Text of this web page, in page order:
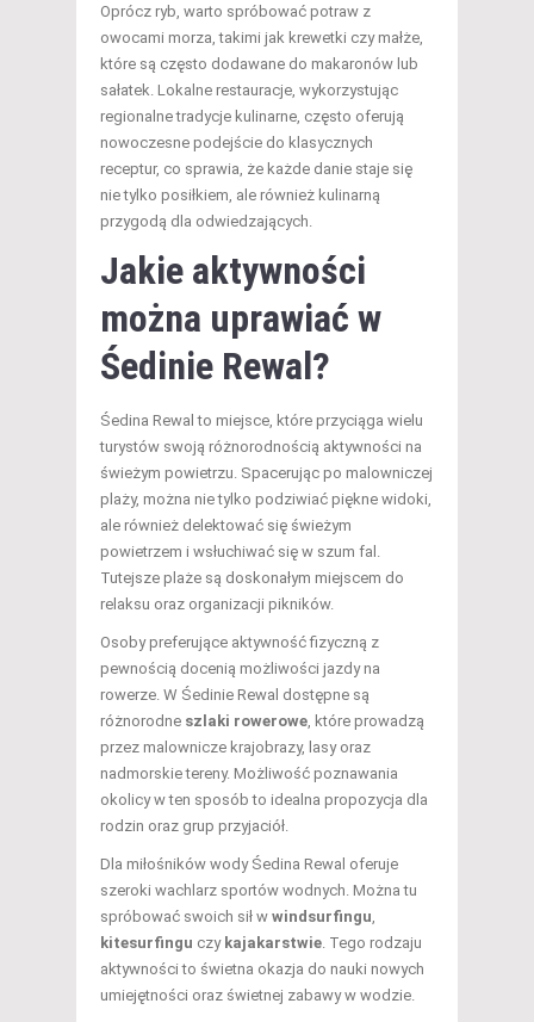
Oprócz ryb, warto spróbować potraw z
owocami morza, takimi jak krewetki czy małże,
które są często dodawane do makaronów lub
sałatek. Lokalne restauracje, wykorzystując
regionalne tradycje kulinarne, często oferują
nowoczesne podejście do klasycznych
receptur, co sprawia, że każde danie staje się
nie tylko posiłkiem, ale również kulinarną
przygodą dla odwiedzających.
Jakie aktywności
można uprawiać w
Śedinie Rewal?
Śedina Rewal to miejsce, które przyciąga wielu
turystów swoją różnorodnością aktywności na
świeżym powietrzu. Spacerując po malowniczej
plaży, można nie tylko podziwiać piękne widoki,
ale również delektować się świeżym
powietrzem i wsłuchiwać się w szum fal.
Tutejsze plaże są doskonałym miejscem do
relaksu oraz organizacji pikników.
Osoby preferujące aktywność fizyczną z
pewnością docenią możliwości jazdy na
rowerze. W Śedinie Rewal dostępne są
różnorodne szlaki rowerowe , które prowadzą
przez malownicze krajobrazy, lasy oraz
nadmorskie tereny. Możliwość poznawania
okolicy w ten sposób to idealna propozycja dla
rodzin oraz grup przyjaciół.
Dla miłośników wody Śedina Rewal oferuje
szeroki wachlarz sportów wodnych. Można tu
spróbować swoich sił w windsurfingu
kitesurfingu czy kajakarstwie . Tego rodzaju
aktywności to świetna okazja do nauki nowych
umiejętności oraz świetnej zabawy w wodzie.